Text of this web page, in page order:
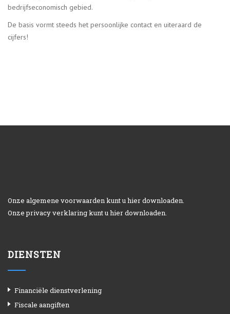
bedrijfseconomisch gebied.
De basis vormt steeds het persoonlijke contact en uiteraard de
cijfers!
Onze algemene voorwaarden kunt uhierdownloaden.
Onze privacy verklaring kunt uhierdownloaden.
DIENSTEN
Financiële dienstverlening
Fiscale aangiften